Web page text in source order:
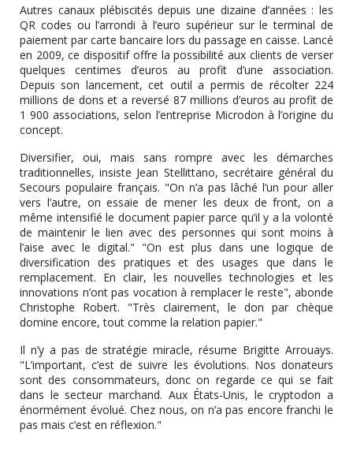
Autres canaux plébiscités depuis une dizaine d’années : les
QR codes ou l’arrondi à l’euro supérieur sur le terminal de
paiement par carte bancaire lors du passage en caisse. Lancé
en 2009, ce dispositif offre la possibilité aux clients de verser
quelques centimes d’euros au profit d’une association.
Depuis son lancement, cet outil a permis de récolter 224
millions de dons et a reversé 87 millions d’euros au profit de
1 900 associations, selon l’entreprise Microdon à l’origine du
concept.
Diversifier, oui, mais sans rompre avec les démarches
traditionnelles, insiste Jean Stellittano, secrétaire général du
Secours populaire français. "On n’a pas lâché l’un pour aller
vers l’autre, on essaie de mener les deux de front, on a
même intensifié le document papier parce qu’il y a la volonté
de maintenir le lien avec des personnes qui sont moins à
l’aise avec le digital." "On est plus dans une logique de
diversification des pratiques et des usages que dans le
remplacement. En clair, les nouvelles technologies et les
innovations n’ont pas vocation à remplacer le reste", abonde
Christophe Robert. "Très clairement, le don par chèque
domine encore, tout comme la relation papier."
Il n’y a pas de stratégie miracle, résume Brigitte Arrouays.
"L’important, c’est de suivre les évolutions. Nos donateurs
sont des consommateurs, donc on regarde ce qui se fait
dans le secteur marchand. Aux États-Unis, le cryptodon a
énormément évolué. Chez nous, on n’a pas encore franchi le
pas mais c’est en réflexion."